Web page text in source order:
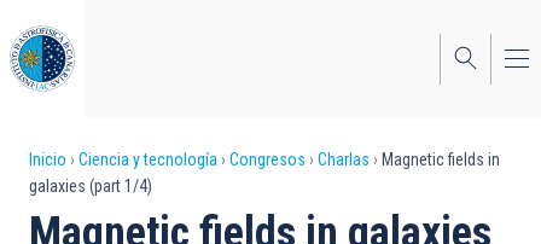
al
contenido
principal
Sobrescribir
enlaces
Inicio Ciencia y tecnología Congresos Charlas
Magnetic fields in
galaxies (part 1/4)
Magnetic fields in galaxies